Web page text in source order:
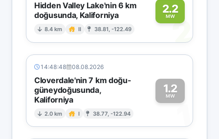
Hidden Valley Lake'nin 6 km
doğusunda, Kaliforniya
8.4 km II 38.81, -122.49
2.2
MW
2
14:48:48 08.08.2026
Cloverdale'nin 7 km doğu-
güneydoğusunda,
Kaliforniya
2.0 km I 38.77, -122.94
1.2
MW
1